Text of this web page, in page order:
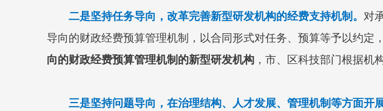
二是坚持任务导向，改革完善新型研发机构的经费支持机制。 对
导向的财政经费预算管理机制，以合同形式对任务、预算等予以约定
向的财政经费预算管理机制的新型研发机构 ，市、区科技部门根据机
三是坚持问题导向，在治理结构、人才发展、管理机制等方面开